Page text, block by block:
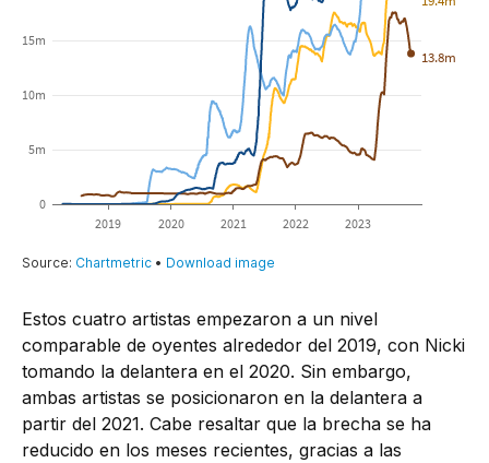
Estos cuatro artistas empezaron a un nivel
comparable de oyentes alrededor del 2019, con Nicki
tomando la delantera en el 2020. Sin embargo,
ambas artistas se posicionaron en la delantera a
partir del 2021. Cabe resaltar que la brecha se ha
reducido en los meses recientes, gracias a las